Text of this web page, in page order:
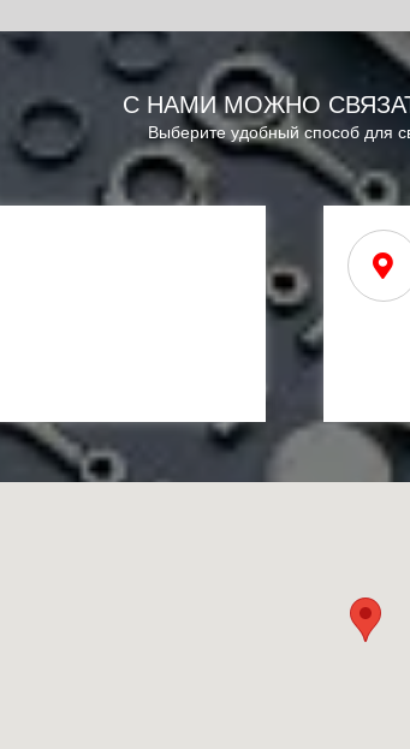
С НАМИ МОЖНО
Выберите удобный способ для